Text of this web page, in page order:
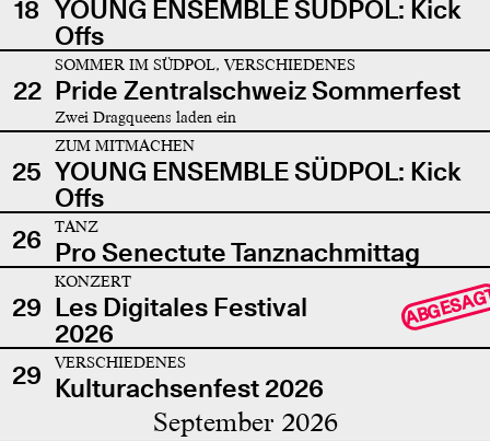
18 YOUNG ENSEMBLE SÜDPOL: Kick
Offs
22
SOMMER IM SÜDPOL, VERSCHIEDENES
Pride Zentralschweiz Sommerfest
Zwei Dragqueens laden ein
25
ZUM MITMACHEN
YOUNG ENSEMBLE SÜDPOL: Kick
Offs
26
TANZ
Pro Senectute Tanznachmittag
29
KONZERT
Les Digitales Festival
2026
29 VERSCHIEDENES
Kulturachsenfest 2026
September 2026